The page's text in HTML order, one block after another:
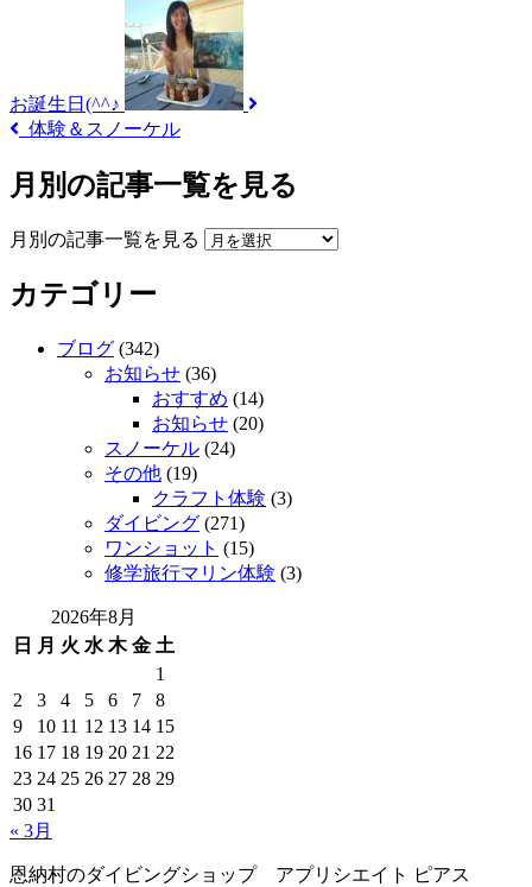
お誕生日(^^♪
体験＆スノーケル
月別の記事一覧を見る
月別の記事一覧を見る
カテゴリー
ブログ (342)
お知らせ (36)
おすすめ (14)
お知らせ (20)
スノーケル (24)
その他 (19)
クラフト体験 (3)
ダイビング (271)
ワンショット (15)
修学旅行マリン体験 (3)
2026年8月
日
月 火 水 木 金 土
1
2
3 4 5 6 7
8
9
10 11 12 13 14 15
16 17 18 19 20 21 22
23 24 25 26 27 28 29
30 31
« 3月
恩納村のダイビングショップ アプリシエイト ピアス